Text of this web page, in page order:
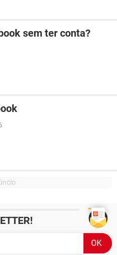
sem ter conta?